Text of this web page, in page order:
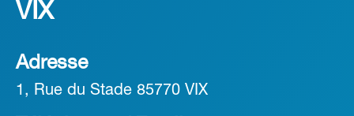
VIX
Adresse
1, Rue du Stade 85770 VIX